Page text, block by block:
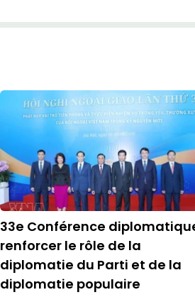
33e Conférence
renforcer le rôle de la
diplomatie du Parti et de la
diplomatie populaire